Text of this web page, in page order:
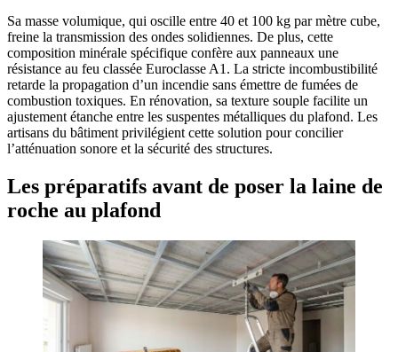
Sa masse volumique, qui oscille entre 40 et 100 kg par mètre cube,
freine la transmission des ondes solidiennes. De plus, cette
composition minérale spécifique confère aux panneaux une
résistance au feu classée Euroclasse A1. La stricte incombustibilité
retarde la propagation d’un incendie sans émettre de fumées de
combustion toxiques. En rénovation, sa texture souple facilite un
ajustement étanche entre les suspentes métalliques du plafond. Les
artisans du bâtiment privilégient cette solution pour concilier
l’atténuation sonore et la sécurité des structures.
Les préparatifs avant de poser la laine de
roche au plafond